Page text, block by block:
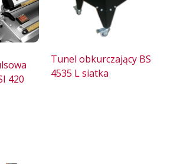
420
Tunel obkurczający BS
4535 L siatka